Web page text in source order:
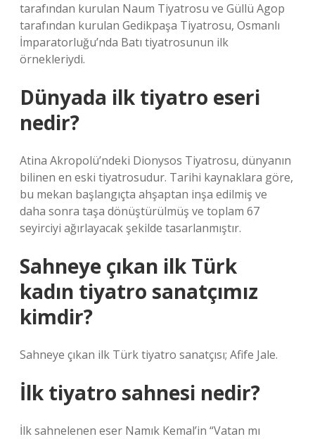
tarafından kurulan Naum Tiyatrosu ve Güllü Agop
tarafından kurulan Gedikpaşa Tiyatrosu, Osmanlı
İmparatorluğu’nda Batı tiyatrosunun ilk
örnekleriydi.
Dünyada ilk tiyatro eseri
nedir?
Atina Akropolü’ndeki Dionysos Tiyatrosu, dünyanın
bilinen en eski tiyatrosudur. Tarihi kaynaklara göre,
bu mekan başlangıçta ahşaptan inşa edilmiş ve
daha sonra taşa dönüştürülmüş ve toplam 67
seyirciyi ağırlayacak şekilde tasarlanmıştır.
Sahneye çıkan ilk Türk
kadın tiyatro sanatçımız
kimdir?
Sahneye çıkan ilk Türk tiyatro sanatçısı; Afife Jale.
İlk tiyatro sahnesi nedir?
İlk sahnelenen eser Namık Kemal’in “Vatan mı